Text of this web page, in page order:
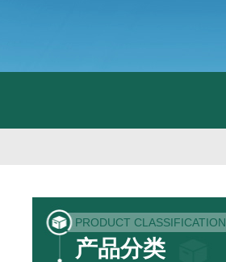
PRODUCT CLASSIFICATION
产品分类